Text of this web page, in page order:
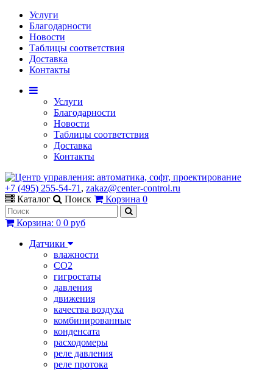
Услуги
Благодарности
Новости
Таблицы соответствия
Доставка
Контакты
Услуги
Благодарности
Новости
Таблицы соответствия
Доставка
Контакты
+7 (495) 255-54-71 , zakaz@center-control.ru
Каталог
Поиск Корзина 0
Корзина: 0 0 руб
Датчики
влажности
CO2
гигростаты
давления
движения
качества воздуха
комбинированные
конденсата
расходомеры
реле давления
реле протока